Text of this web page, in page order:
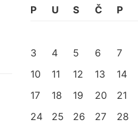
P U S Č P
3
4 5 6 7
10
11 12 13 14
17
18 19 20 21
24
25 26 27 28